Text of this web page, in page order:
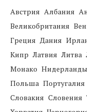
Австрия Албания
Великобритания
Греция Дания
Кипр Латвия Литва
Монако Нидерланды
Польша Португалия
Словакия Словения